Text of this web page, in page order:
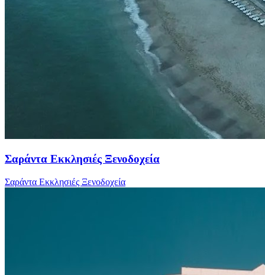
Σαράντα Εκκλησιές Ξενοδοχεία
Σαράντα Εκκλησιές Ξενοδοχεία